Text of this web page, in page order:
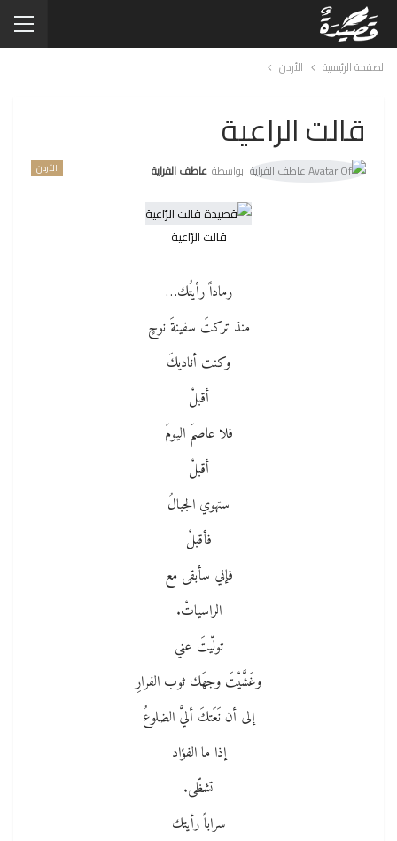
الصفحة الرئيسية الأردن
قالت الراعية
الأردن بواسطة عاطف الفراية
قالت الرّاعية
رماداً رأيتُك…
منذ تركتَ سفينةَ نوحٍ
وكنت أناديكَ
أقبلْ
فلا عاصمَ اليومَ
أقبلْ
ستهوي الجبالُ
فأقبلْ
فإني سأبقى مع
الراسياتْ.
تولّيتَ عني
وغَشَّيْتَ وجهَك ثوب الفرارِ
إلى أن نَعَتكَ أليَّ الضلوعُ
إذا ما الفؤاد
تشظّى.
سراباً رأيتك